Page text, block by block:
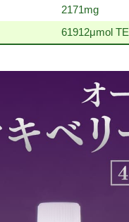
2171mg
61912μmol TE